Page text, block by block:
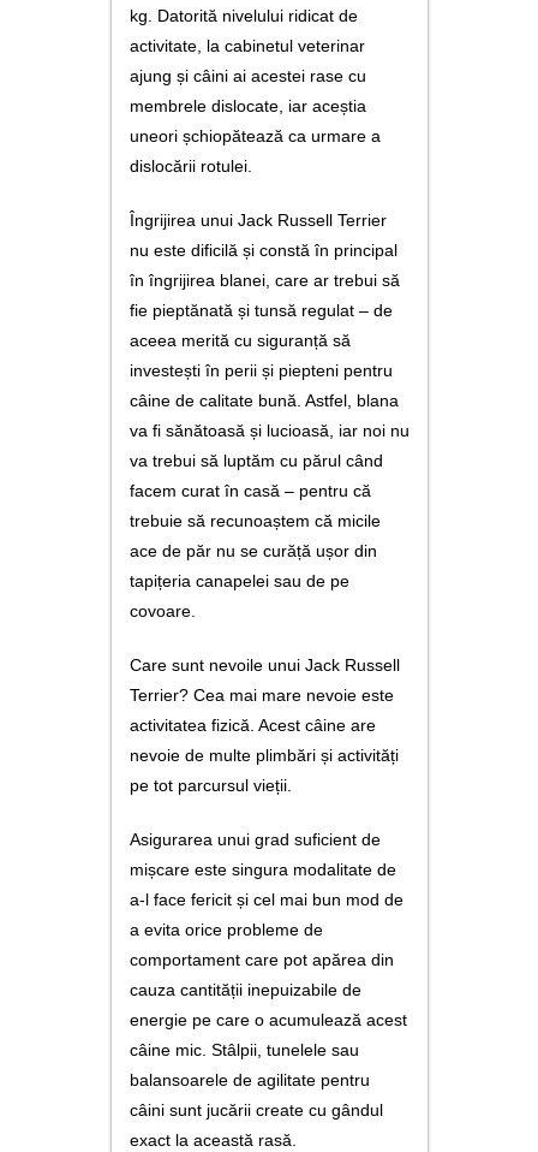
kg. Datorită nivelului ridicat de
activitate, la cabinetul veterinar
ajung și câini ai acestei rase cu
membrele dislocate, iar aceștia
uneori șchiopătează ca urmare a
dislocării rotulei.
Îngrijirea unui Jack Russell Terrier
nu este dificilă și constă în principal
în îngrijirea blanei, care ar trebui să
fie pieptănată și tunsă regulat – de
aceea merită cu siguranță să
investești în perii și piepteni pentru
câine de calitate bună. Astfel, blana
va fi sănătoasă și lucioasă, iar noi nu
va trebui să luptăm cu părul când
facem curat în casă – pentru că
trebuie să recunoaștem că micile
ace de păr nu se curăță ușor din
tapițeria canapelei sau de pe
covoare.
Care sunt nevoile unui Jack Russell
Terrier? Cea mai mare nevoie este
activitatea fizică. Acest câine are
nevoie de multe plimbări și activități
pe tot parcursul vieții.
Asigurarea unui grad suficient de
mișcare este singura modalitate de
a-l face fericit și cel mai bun mod de
a evita orice probleme de
comportament care pot apărea din
cauza cantității inepuizabile de
energie pe care o acumulează acest
câine mic. Stâlpii, tunelele sau
balansoarele de agilitate pentru
câini sunt jucării create cu gândul
exact la această rasă.